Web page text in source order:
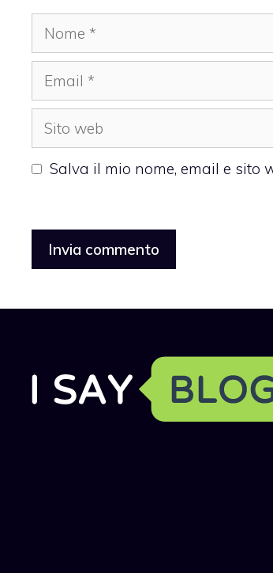
Nome
Email
Sito
web
Salva il mio nome, email e sito